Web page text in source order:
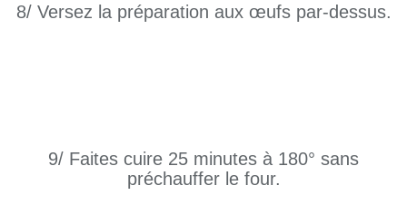
8/ Versez la préparation aux œufs par-dessus.
9/ Faites cuire 25 minutes à 180° sans
préchauffer le four.